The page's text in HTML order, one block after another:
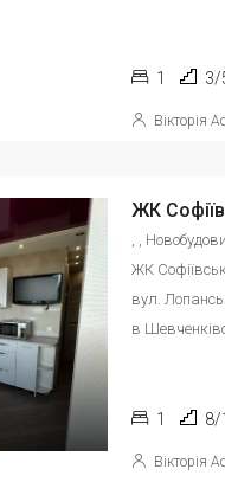
1 3/
Вікторія
, ,
ЖК
вул.
в
1 8/
Вікторія